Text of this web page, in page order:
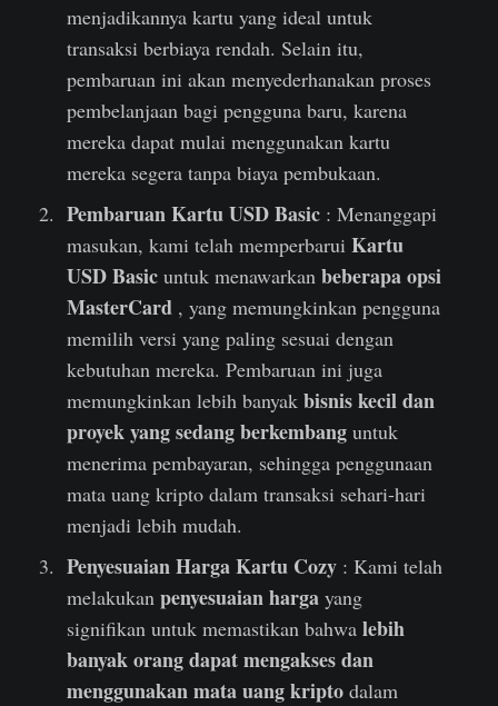
menjadikannya kartu yang ideal untuk
transaksi berbiaya rendah. Selain itu,
pembaruan ini akan menyederhanakan proses
pembelanjaan bagi pengguna baru, karena
mereka dapat mulai menggunakan kartu
mereka segera tanpa biaya pembukaan.
Pembaruan Kartu USD Basic: Menanggapi
masukan, kami telah memperbarui Kartu
USD Basicuntuk menawarkan beberapa opsi
MasterCard , yang memungkinkan pengguna
memilih versi yang paling sesuai dengan
kebutuhan mereka. Pembaruan ini juga
memungkinkan lebih banyak bisnis kecil dan
proyek yang sedang berkembanguntuk
menerima pembayaran, sehingga penggunaan
mata uang kripto dalam transaksi sehari-hari
menjadi lebih mudah.
Penyesuaian Harga Kartu Cozy: Kami telah
melakukan penyesuaian hargayang
signifikan untuk memastikan bahwa lebih
banyak orang dapat mengakses dan
menggunakan mata uang kriptodalam